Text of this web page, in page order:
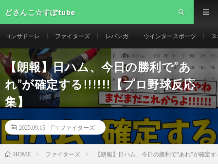
どさんこ☆すぽtube
コンサドーレ ファイターズ レバンガ ウインタースポーツ
【朗報】日ハム、今日の勝利で”あ
れ”が確定する!!!!!!【プロ野球反応
集】
2025.09.15 ファイターズ
HOME ファイターズ 【朗報】日ハム、今日の勝利で”あれ”が確